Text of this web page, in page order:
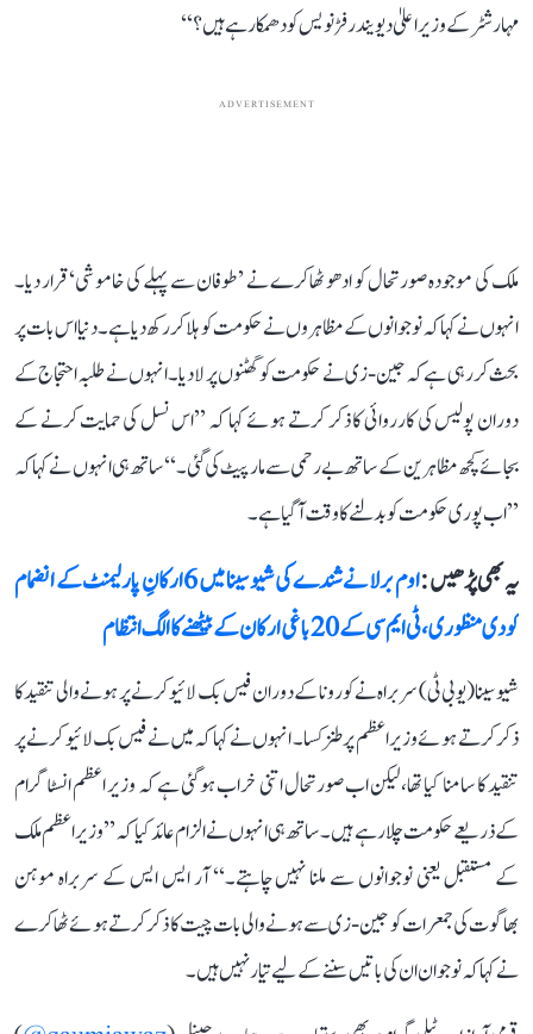
مہارشٹر کے وزیر اعلیٰ دیویندر فڑنویس کو دھمکا رہے ہیں؟‘‘
ADVERTISEMENT
ملک کی موجودہ صورتحال کو ادھو ٹھاکرے نے ’طوفان سے پہلے کی خاموشی‘ قرار دیا۔
انہوں نے کہا کہ نوجوانوں کے مظاہروں نے حکومت کو ہلا کر رکھ دیا ہے۔ دنیا اس بات پر
بحث کر رہی ہے کہ جین-زی نے حکومت کو گھٹنوں پر لا دیا۔ انہوں نے طلبہ احتجاج کے
دوران پولیس کی کارروائی کا ذکر کرتے ہوئے کہا کہ ’’اس نسل کی حمایت کرنے کے
بجائے کچھ مظاہرین کے ساتھ بے رحمی سے مار پیٹ کی گئی۔‘‘ ساتھ ہی انہوں نے کہا کہ
’’اب پوری حکومت کو بدلنے کا وقت آ گیا ہے۔
یہ بھی پڑھیں :
اوم برلا نے شندے کی شیوسینا میں 6 ارکانِ پارلیمنٹ کے انضمام
کو دی منظوری، ٹی ایم سی کے 20 باغی ارکان کے بیٹھنے کا الگ انتظام
شیوسینا (یو بی ٹی) سربراہ نے کورونا کے دوران فیس بک لائیو کرنے پر ہونے والی تنقید کا
ذکر کرتے ہوئے وزیر اعظم پر طنز کسا۔ انہوں نے کہا کہ میں نے فیس بک لائیو کرنے پر
تنقید کا سامنا کیا تھا، لیکن اب صورتحال اتنی خراب ہو گئی ہے کہ وزیر اعظم انسٹاگرام
کے ذریعے حکومت چلا رہے ہیں۔ ساتھ ہی انہوں نے الزام عائد کیا کہ ’’وزیر اعظم ملک
کے مستقبل یعنی نوجوانوں سے ملنا نہیں چاہتے۔‘‘ آر ایس ایس کے سربراہ موہن
بھاگوت کی جمعرات کو جین-زی سے ہونے والی بات چیت کا ذکر کرتے ہوئے ٹھاکرے
نے کہا کہ نوجوان ان کی باتیں سننے کے لیے تیار نہیں ہیں۔